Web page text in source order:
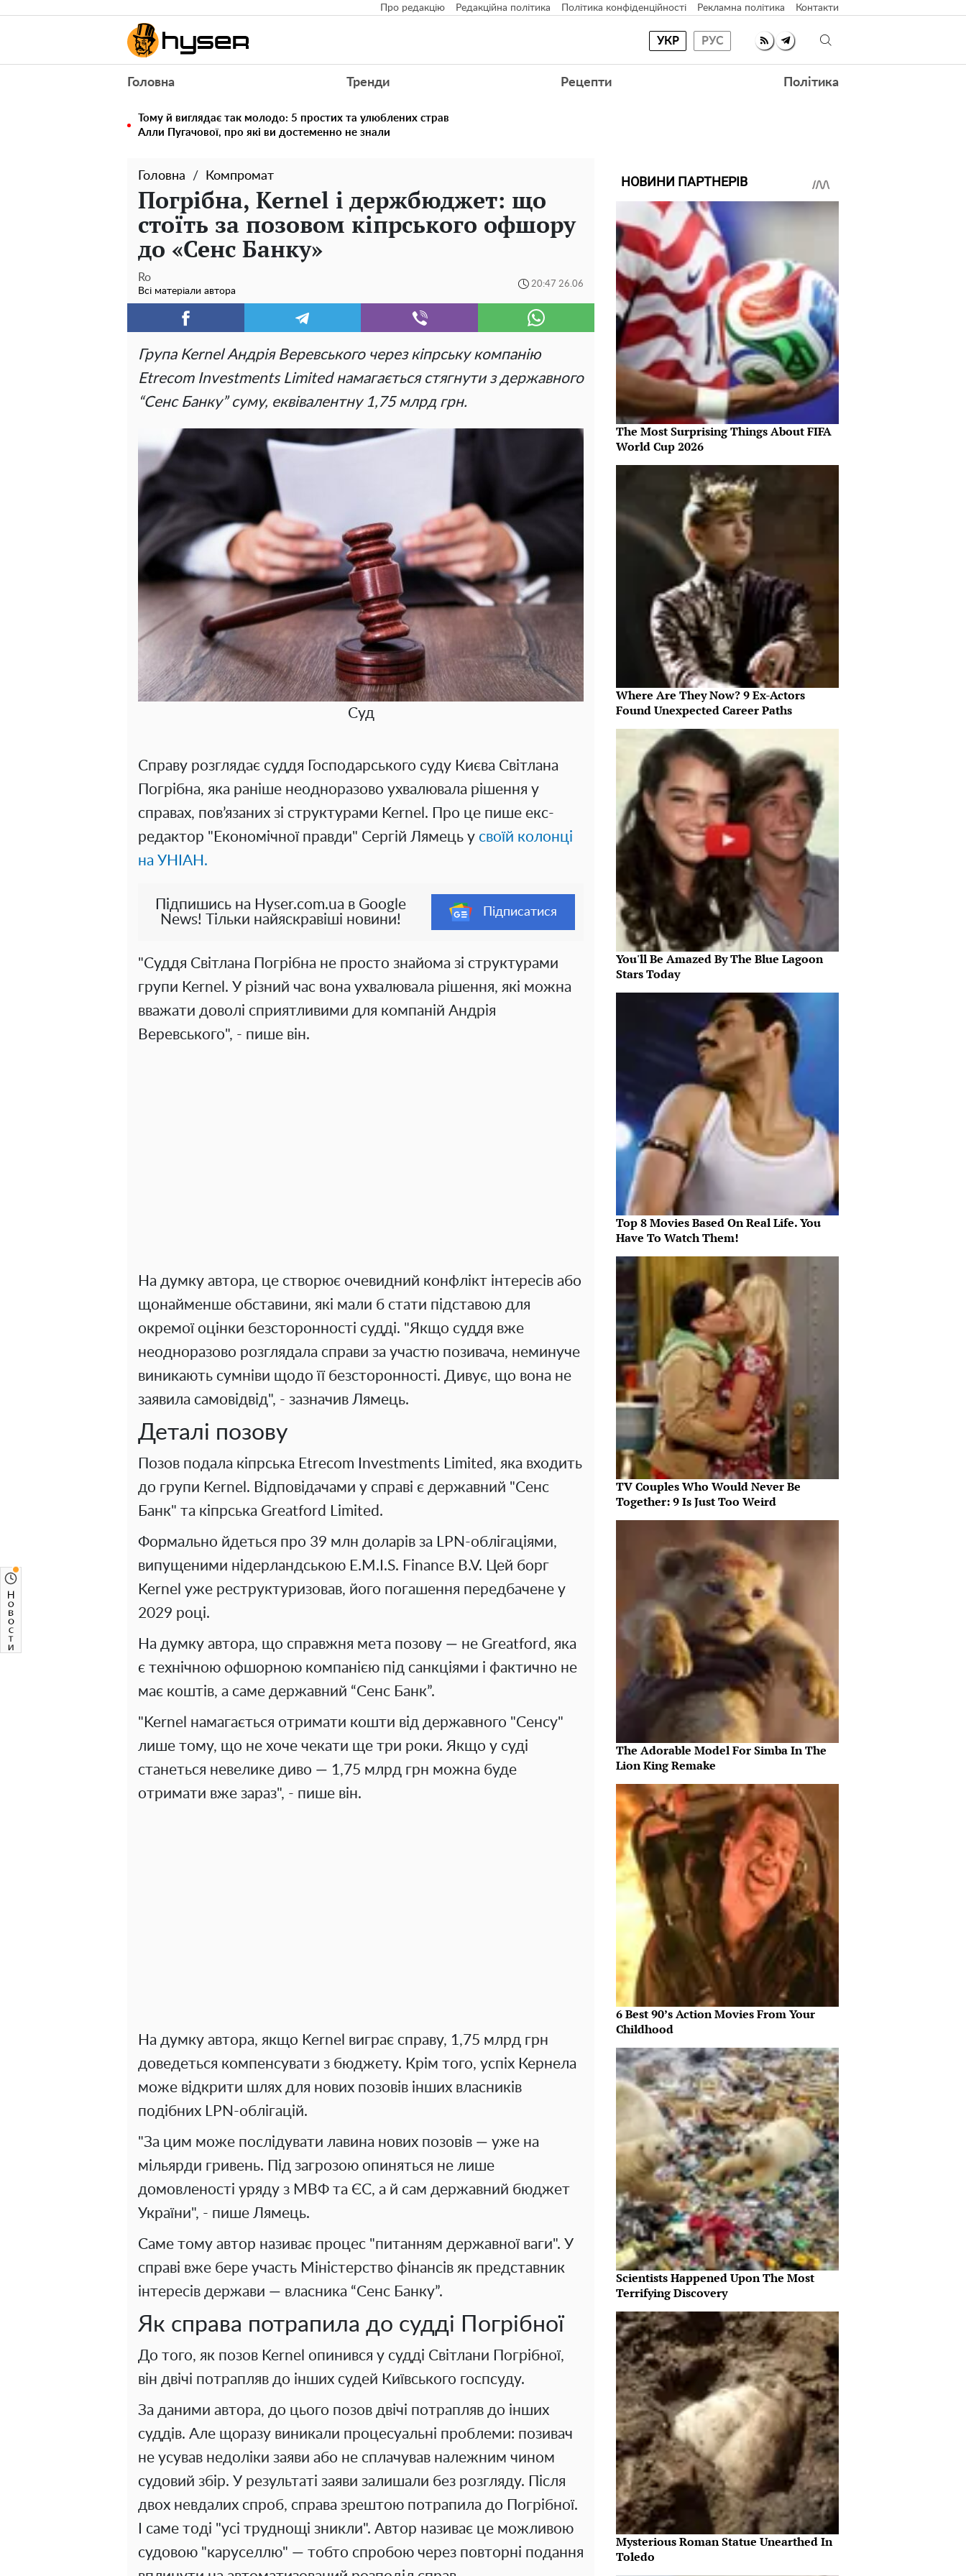
Про редакцію Редакційна політика Політика конфіденційності Рекламна політика Контакти
УКР РУС
Головна Тренди Рецепти Політика
Тому й виглядає так молодо: 5 простих та улюблених страв
Алли Пугачової, про які ви достеменно не знали
Головна Компромат
Погрібна, Kernel і держбюджет: що
стоїть за позовом кіпрського офшору
до «Сенс Банку»
Ro
Всі матеріали автора
20:47 26.06
Група Kernel Андрія Веревського через кіпрську компанію
Etrecom Investments Limited намагається стягнути з державного
“Сенс Банку” суму, еквівалентну 1,75 млрд грн.
Суд
Справу розглядає суддя Господарського суду Києва Світлана
Погрібна, яка раніше неодноразово ухвалювала рішення у
справах, пов’язаних зі структурами Kernel. Про це пише екс-
редактор "Економічної правди" Сергій Лямець у своїй колонці
на УНІАН.
Підпишись на Hyser.com.ua в Google
News! Тільки найяскравіші новини!
Підписатися
"Суддя Світлана Погрібна не просто знайома зі структурами
групи Kernel. У різний час вона ухвалювала рішення, які можна
вважати доволі сприятливими для компаній Андрія
Веревського", - пише він.
На думку автора, це створює очевидний конфлікт інтересів або
щонайменше обставини, які мали б стати підставою для
окремої оцінки безсторонності судді. "Якщо суддя вже
неодноразово розглядала справи за участю позивача, неминуче
виникають сумніви щодо її безсторонності. Дивує, що вона не
заявила самовідвід", - зазначив Лямець.
Деталі позову
Позов подала кіпрська Etrecom Investments Limited, яка входить
до групи Kernel. Відповідачами у справі є державний "Сенс
Банк" та кіпрська Greatford Limited.
Формально йдеться про 39 млн доларів за LPN-облігаціями,
випущеними нідерландською E.M.I.S. Finance B.V. Цей борг
Kernel уже реструктуризовав, його погашення передбачене у
2029 році.
На думку автора, що справжня мета позову — не Greatford, яка
є технічною офшорною компанією під санкціями і фактично не
має коштів, а саме державний “Сенс Банк”.
"Kernel намагається отримати кошти від державного "Сенсу"
лише тому, що не хоче чекати ще три роки. Якщо у суді
станеться невелике диво — 1,75 млрд грн можна буде
отримати вже зараз", - пише він.
На думку автора, якщо Kernel виграє справу, 1,75 млрд грн
доведеться компенсувати з бюджету. Крім того, успіх Кернела
може відкрити шлях для нових позовів інших власників
подібних LPN-облігацій.
"За цим може послідувати лавина нових позовів — уже на
мільярди гривень. Під загрозою опиняться не лише
домовленості уряду з МВФ та ЄС, а й сам державний бюджет
України", - пише Лямець.
Саме тому автор називає процес "питанням державної ваги". У
справі вже бере участь Міністерство фінансів як представник
інтересів держави — власника “Сенс Банку”.
Як справа потрапила до судді Погрібної
До того, як позов Kernel опинився у судді Світлани Погрібної,
він двічі потрапляв до інших судей Київського госпсуду.
За даними автора, до цього позов двічі потрапляв до інших
суддів. Але щоразу виникали процесуальні проблеми: позивач
не усував недоліки заяви або не сплачував належним чином
судовий збір. У результаті заяви залишали без розгляду. Після
двох невдалих спроб, справа зрештою потрапила до Погрібної.
І саме тоді "усі труднощі зникли". Автор називає це можливою
судовою "каруселлю" — тобто спробою через повторні подання
НОВИНИ ПАРТНЕРІВ
The Most Surprising Things About FIFA
World Cup 2026
Where Are They Now? 9 Ex-Actors
Found Unexpected Career Paths
You'll Be Amazed By The Blue Lagoon
Stars Today
Top 8 Movies Based On Real Life. You
Have To Watch Them!
TV Couples Who Would Never Be
Together: 9 Is Just Too Weird
The Adorable Model For Simba In The
Lion King Remake
6 Best 90’s Action Movies From Your
Childhood
Scientists Happened Upon The Most
Terrifying Discovery
Mysterious Roman Statue Unearthed In
Toledo